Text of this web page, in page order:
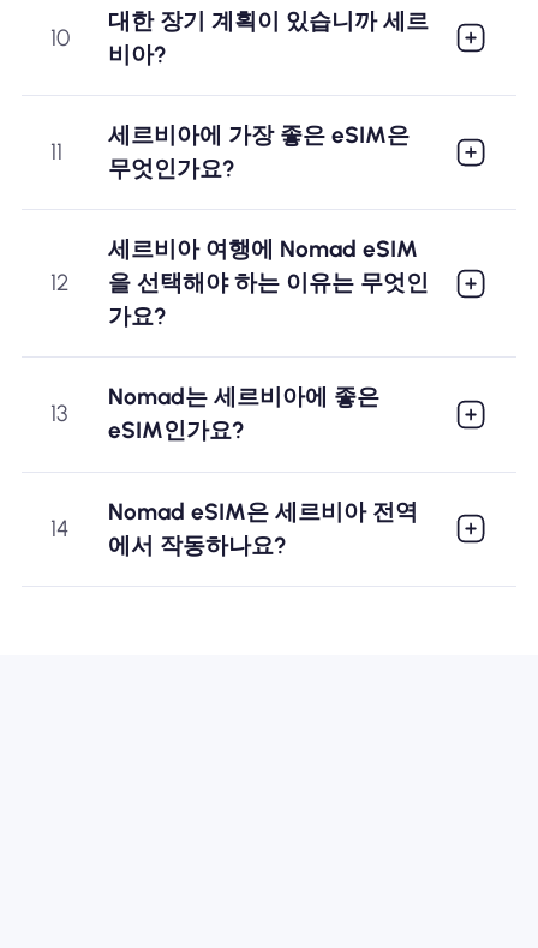
10
대한 장기 계획이 있습니까 세르
비아?
11
세르비아에 가장 좋은 eSIM은
무엇인가요?
12
세르비아 여행에 Nomad eSIM
을 선택해야 하는 이유는 무엇인
가요?
13
Nomad는 세르비아에 좋은
eSIM인가요?
14
Nomad eSIM은 세르비아 전역
에서 작동하나요?